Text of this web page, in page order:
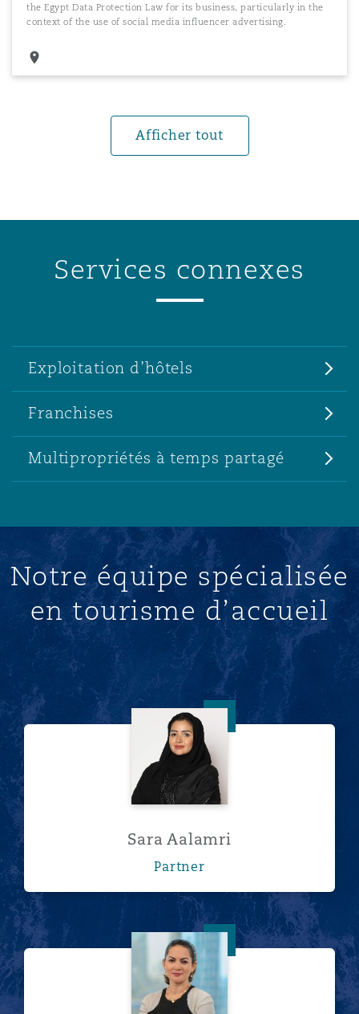
the Egypt Data Protection Law for its business, particularly in the
context of the use of social media influencer advertising.
Afficher tout
Services connexes
Exploitation d’hôtels
Franchises
Multipropriétés à temps partagé
Notre équipe spécialisée
en tourisme d’accueil
Sara Aalamri
Sara Aalamri
Partner
Susie Abdel-Nabi